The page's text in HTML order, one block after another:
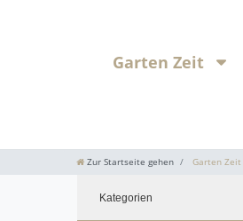
Garten Zeit
Zur Startseite gehen Garten Zeit
Kategorien